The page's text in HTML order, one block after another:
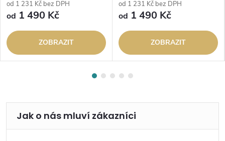
od 1 231 Kč bez DPH
od 1 490 Kč
ZOBRAZIT
od 1 231 Kč bez DPH
od 1 490 Kč
ZOBRAZIT